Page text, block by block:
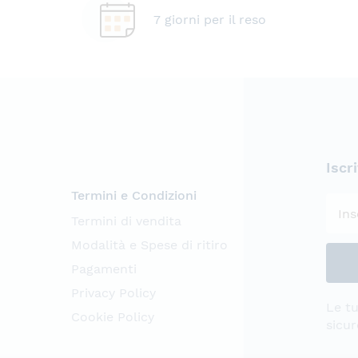
7 giorni per il reso
Termini e Condizioni
Termini di vendita
Modalità e Spese di ritiro
Pagamenti
Privacy Policy
Cookie Policy